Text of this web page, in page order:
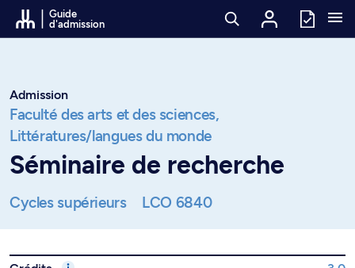
Passer au contenu
Guide
d'admission
Admission
Faculté des arts et des sciences,
Littératures/langues du monde
Séminaire de recherche
Cycles supérieurs LCO 6840